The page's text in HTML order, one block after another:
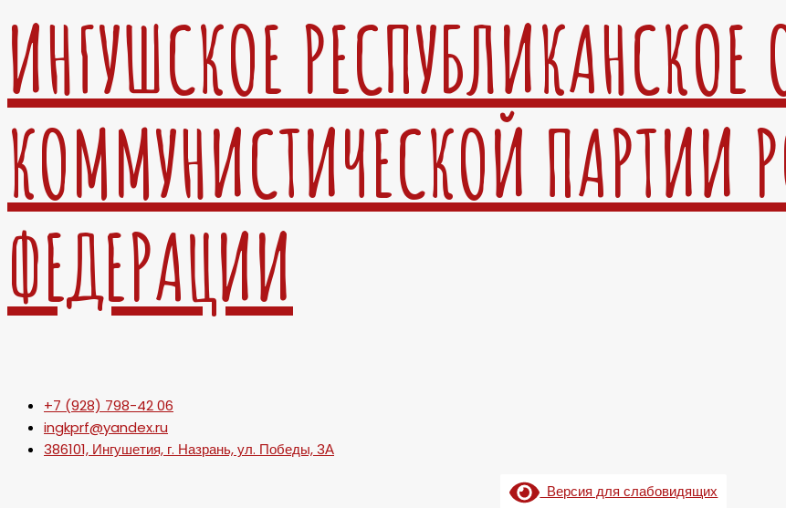
ИНГУШСКОЕ РЕСПУБЛИКАНСКОЕ
КОММУНИСТИЧЕСКОЙ ПАРТИИ
ФЕДЕРАЦИИ
+7 (928) 798-42 06
ingkprf@yandex.ru
386101, Ингушетия, г. Назрань, ул. Победы, 3А
Версия для слабовидящих